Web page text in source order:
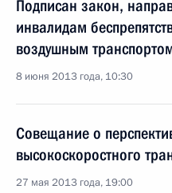
Подписан закон,
инвалидам
воздушным
8 июня 2013 года, 10:30
Совещание о
высокоскоростного
27 мая 2013 года, 19:00